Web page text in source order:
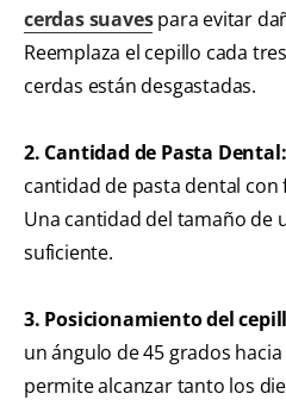
cerdas suavespara evitar
Reemplaza el cepillo cada
cerdas están desgastadas.
2. Cantidad de Pasta Dental:
cantidad de pasta dental
Una cantidad del tamaño de
suficiente.
3. Posicionamiento del
un ángulo de 45 grados hacia
permite alcanzar tanto los